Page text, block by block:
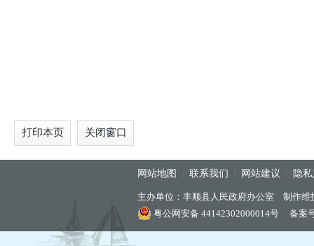
打印本页 关闭窗口
网站地图 联系我们 网站建议 隐
主办单位：丰顺县人民政府办公室 制作维
粤公网安备 44142302000014号
备案